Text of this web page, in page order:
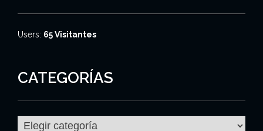
Users: 65 Visitantes
CATEGORÍAS